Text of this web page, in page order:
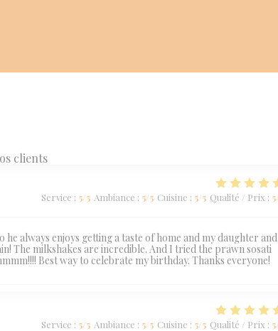
clients
Service : 5/5 Ambiance : 5/5 Cuisine : 5/5 Qualité / Prix : 5
always enjoys getting a taste of home and my daughter
The milkshakes are incredible. And I tried the prawn sosati
Best way to celebrate my birthday. Thanks everyone!
Service : 5/5 Ambiance : 5/5 Cuisine : 5/5 Qualité / Prix : 5